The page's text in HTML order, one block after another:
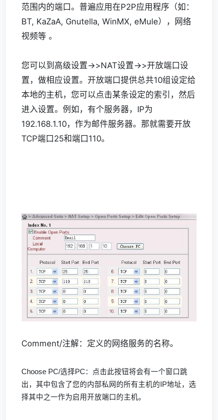
范围内的端口。普遍应用在P2P应用程序（如：
BT, KaZaA, Gnutella, WinMX, eMule），网络
视频等 。
您可以到高级设置->>NAT设置->>开放端口设
置，做相应设置。开放端口提供总共10组设定给
本地的主机，您可以点击某条设定的索引，然后
进入设置。例如，有个服务器，IP为
192.168.1.10，作为邮件服务器。那就需要开放
TCP端口25和端口110。
Comment/注解：定义的网络服务的名称。
Choose PC/选择PC：点击此按钮将会有一个窗口跳
出，其中包含了您的内部私网的所有主机的IP地址，选
择其中之一作为启用开放端口的主机。